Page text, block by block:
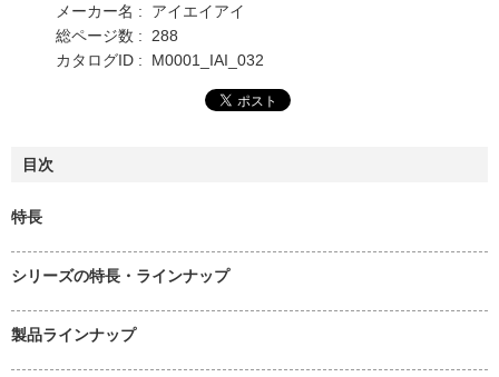
メーカー名 : アイエイアイ
総ページ数 : 288
カタログID : M0001_IAI_032
目次
特長
シリーズの特長・ラインナップ
製品ラインナップ